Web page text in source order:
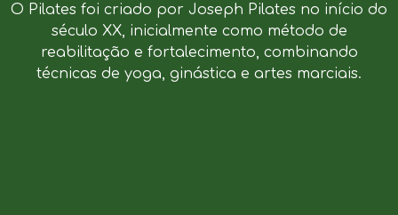
O Pilates foi criado por Joseph Pilates no início do
século XX, inicialmente como método de
reabilitação e fortalecimento, combinando
técnicas de yoga, ginástica e artes marciais.